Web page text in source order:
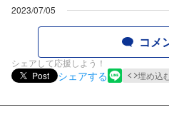
2023/07/05
コメ
シェアして応援しよう！
Post
シェアする 埋め込